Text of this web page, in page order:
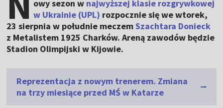
owy sezon w najwyższej klasie rozgrywkowej
w Ukrainie (UPL) rozpocznie się we wtorek,
23 sierpnia w południe meczemSzachtara Donieck
z Metalistem 1925 Charków. Areną zawodów będzie
Stadion Olimpijski w Kijowie.
Reprezentacja z nowym trenerem. Zmiana
na trzy miesiące przed MŚ w Katarze